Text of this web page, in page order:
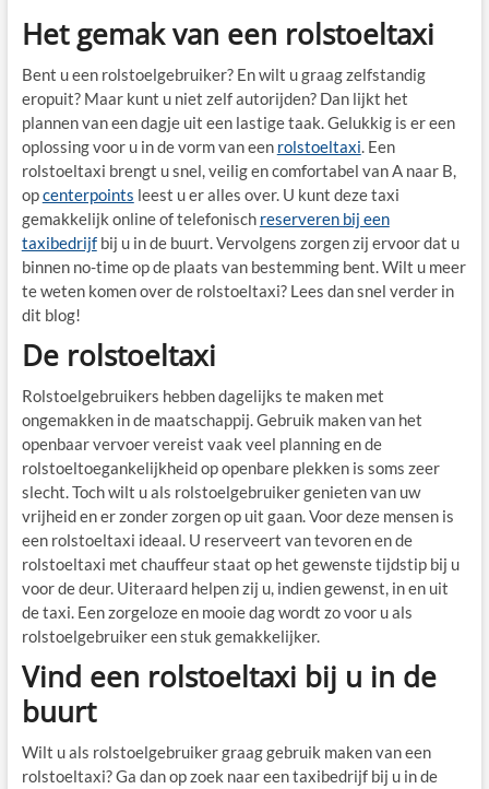
Het gemak van een rolstoeltaxi
Bent u een rolstoelgebruiker? En wilt u graag zelfstandig
eropuit? Maar kunt u niet zelf autorijden? Dan lijkt het
plannen van een dagje uit een lastige taak. Gelukkig is er een
oplossing voor u in de vorm van een rolstoeltaxi. Een
rolstoeltaxi brengt u snel, veilig en comfortabel van A naar B,
opcenterpoints leest u er alles over. U kunt deze taxi
gemakkelijk online of telefonisch reserveren bij een
taxibedrijfbij u in de buurt. Vervolgens zorgen zij ervoor dat u
binnen no-time op de plaats van bestemming bent. Wilt u meer
te weten komen over de rolstoeltaxi? Lees dan snel verder in
dit blog!
De rolstoeltaxi
Rolstoelgebruikers hebben dagelijks te maken met
ongemakken in de maatschappij. Gebruik maken van het
openbaar vervoer vereist vaak veel planning en de
rolstoeltoegankelijkheid op openbare plekken is soms zeer
slecht. Toch wilt u als rolstoelgebruiker genieten van uw
vrijheid en er zonder zorgen op uit gaan. Voor deze mensen is
een rolstoeltaxi ideaal. U reserveert van tevoren en de
rolstoeltaxi met chauffeur staat op het gewenste tijdstip bij u
voor de deur. Uiteraard helpen zij u, indien gewenst, in en uit
de taxi. Een zorgeloze en mooie dag wordt zo voor u als
rolstoelgebruiker een stuk gemakkelijker.
Vind een rolstoeltaxi bij u in de
buurt
Wilt u als rolstoelgebruiker graag gebruik maken van een
rolstoeltaxi? Ga dan op zoek naar een taxibedrijf bij u in de